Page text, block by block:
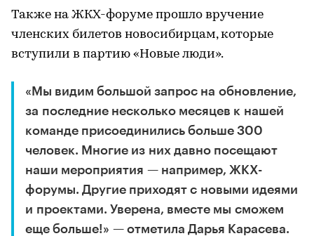
Также на ЖКХ-форуме прошло вручение
членских билетов новосибирцам, которые
вступили в партию «Новые люди».
«Мы видим большой запрос на обновление,
за последние несколько месяцев к нашей
команде присоединились больше 300
человек. Многие из них давно посещают
наши мероприятия — например, ЖКХ-
форумы. Другие приходят с новыми идеями
и проектами. Уверена, вместе мы сможем
еще больше!» — отметила Дарья Карасева.